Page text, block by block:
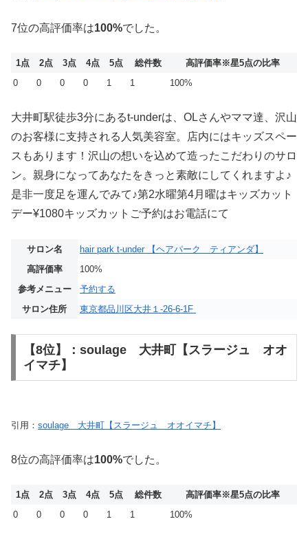
7位の高評価率は100%でした。
1点 2点 3点 4点 5点 総件数 高評価率※星5点の比率
0
0 0 0 1 1 100%
大井町駅徒歩3分にあるt-underは、OLさんやママ達、沢山
のお客様に支持される人気美容室。店内にはキッズスペー
スもあります！沢山の想いを込めて造ったこだわりのサロ
ン。親身になってあなたをきっと素敵にしてくれますよ♪
是非一度足を運んでみて♪第2水曜第4月曜はキッズカット
デー¥1080キッズカットご予約はお電話にて
サロン名
hair park t-under 【ヘアパーク ティアンダ】
高評価率
100%
参考メニュー
予約する
サロン住所
東京都品川区大井１-26-6-1F
【8位】：soulage 大井町【スラージュ オオ
イマチ】
引用： soulage 大井町【スラージュ オオイマチ】
8位の高評価率は100%でした。
1点 2点 3点 4点 5点 総件数 高評価率※星5点の比率
0
0 0 0 1 1 100%